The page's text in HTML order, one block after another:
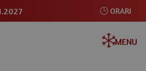
ORARI
MENU